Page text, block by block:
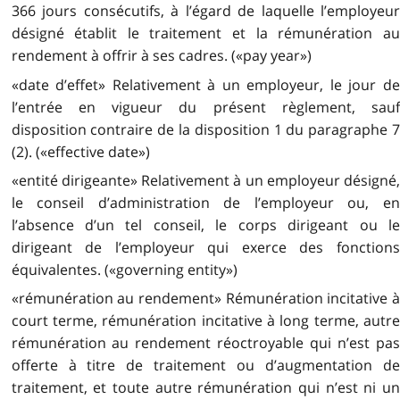
366 jours consécutifs, à l’égard de laquelle l’employeur
désigné établit le traitement et la rémunération au
rendement à offrir à ses cadres. («pay year»)
«date d’effet» Relativement à un employeur, le jour de
l’entrée en vigueur du présent règlement, sauf
disposition contraire de la disposition 1 du paragraphe 7
(2). («effective date»)
«entité dirigeante» Relativement à un employeur désigné,
le conseil d’administration de l’employeur ou, en
l’absence d’un tel conseil, le corps dirigeant ou le
dirigeant de l’employeur qui exerce des fonctions
équivalentes. («governing entity»)
«rémunération au rendement» Rémunération incitative à
court terme, rémunération incitative à long terme, autre
rémunération au rendement réoctroyable qui n’est pas
offerte à titre de traitement ou d’augmentation de
traitement, et toute autre rémunération qui n’est ni un